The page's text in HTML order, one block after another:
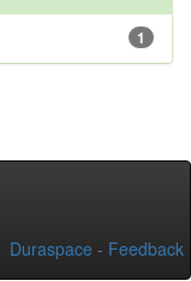
1
Duraspace - Feedback